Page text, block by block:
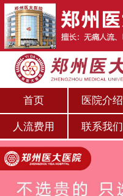
首页 医院介绍
人流费用 联系我们